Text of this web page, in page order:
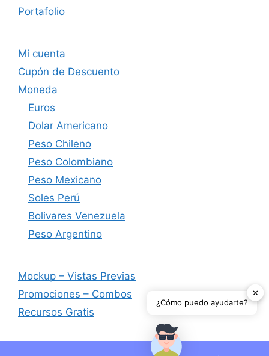
Portafolio
Mi cuenta
Cupón de Descuento
Moneda
Euros
Dolar Americano
Peso Chileno
Peso Colombiano
Peso Mexicano
Soles Perú
Bolivares Venezuela
Peso Argentino
Mockup – Vistas Previas
Promociones – Combos
Recursos Gratis
✕
¿Cómo puedo ayudarte?